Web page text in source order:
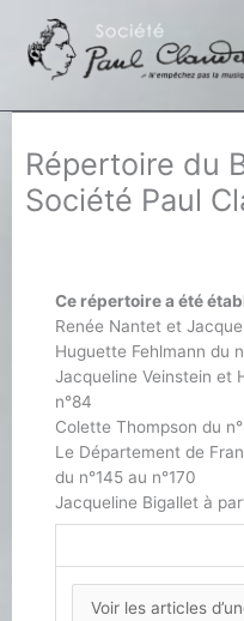
contenu
Répertoire du
Société Paul
Ce répertoire a été
Renée Nantet et
Huguette Fehlmann du
Jacqueline Veinstein et
n°84
Colette Thompson du
Le Département de
du n°145 au n°170
Jacqueline Bigallet à